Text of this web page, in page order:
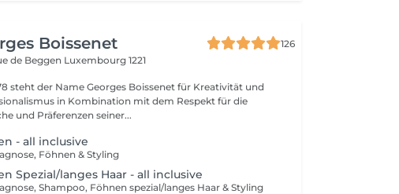
Boissenet
126
de Beggen Luxembourg 1221
steht der Name Georges Boissenet für Kreativität und
in Kombination mit dem Respekt für die
und Präferenzen seiner...
- all inclusive
Föhnen & Styling
Spezial/langes Haar - all inclusive
Shampoo, Föhnen spezial/langes Haar & Styling